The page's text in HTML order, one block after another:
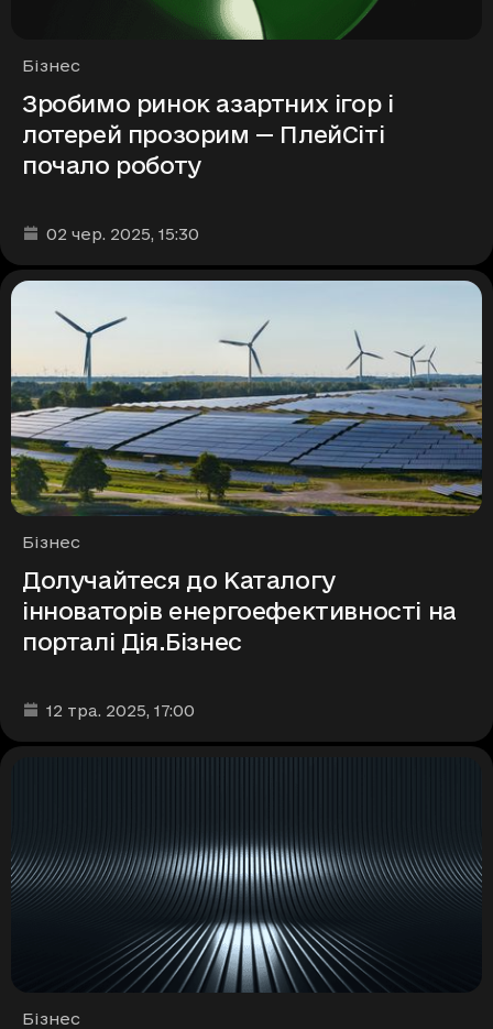
Рубрики
Бізнес
Зробимо ринок азартних ігор і
лотерей прозорим — ПлейСіті
почало роботу
Дата та час публікації
02 чер. 2025, 15:30
Рубрики
Бізнес
Долучайтеся до Каталогу
інноваторів енергоефективності на
порталі Дія.Бізнес
Дата та час публікації
12 тра. 2025, 17:00
Рубрики
Бізнес